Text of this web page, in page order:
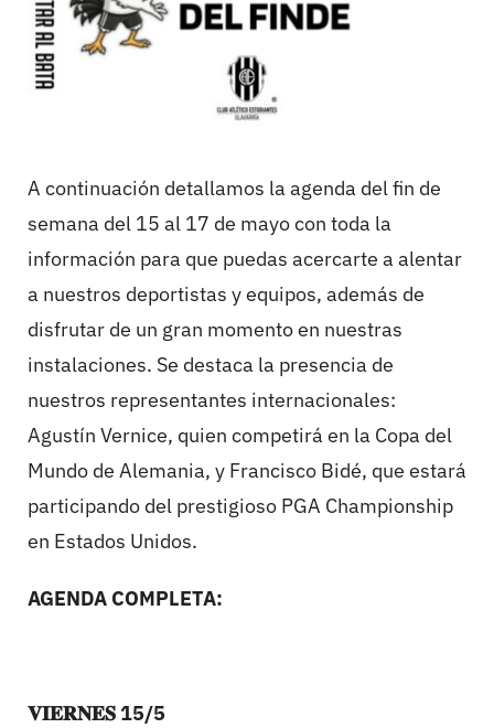
A continuación detallamos la agenda del fin de
semana del 15 al 17 de mayo con toda la
información para que puedas acercarte a alentar
a nuestros deportistas y equipos, además de
disfrutar de un gran momento en nuestras
instalaciones. Se destaca la presencia de
nuestros representantes internacionales:
Agustín Vernice, quien competirá en la Copa del
Mundo de Alemania, y Francisco Bidé, que estará
participando del prestigioso PGA Championship
en Estados Unidos.
AGENDA COMPLETA:
𝐕𝐈𝐄𝐑𝐍𝐄𝐒 15/5